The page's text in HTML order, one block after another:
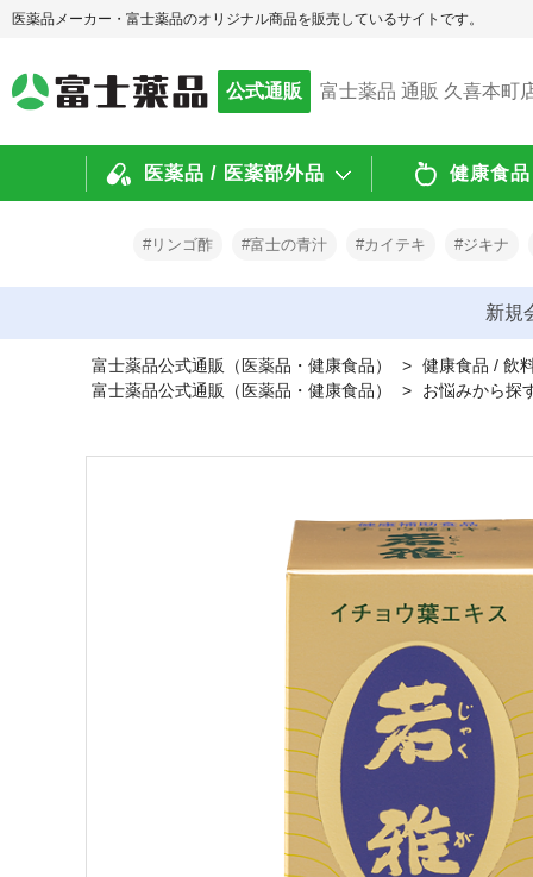
医薬品メーカー・富士薬品のオリジナル商品を販売しているサイトです。
公式通販 富士薬品 通販 久喜本町
医薬品 / 医薬部外品 健康食
#リンゴ酢 #富士の青汁 #カイテキ #ジキナ
新規
富士薬品公式通販（医薬品・健康食品） > 健康食品 / 飲
富士薬品公式通販（医薬品・健康食品）
> お悩みから探